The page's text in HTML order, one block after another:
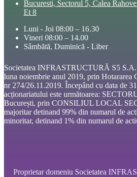
Bucuresti, Sectorul 5, Calea
Et 8
Luni - Joi 08:00 – 16.30
Vineri 08:00 – 14.00
Sâmbătă, Duminică - Liber
Societatea INFRASTRUCTURĂ S5 S.A.
luna noiembrie anul 2019, prin Hotararea
nr 274/26.11.2019. Începând cu data de
acționariatului este următoarea:
București, prin CONSILIUL LOCAL
majoritar detinand 99% din numarul de
minoritar, detinand 1% din numarul de
Proprietar domeniu Societatea